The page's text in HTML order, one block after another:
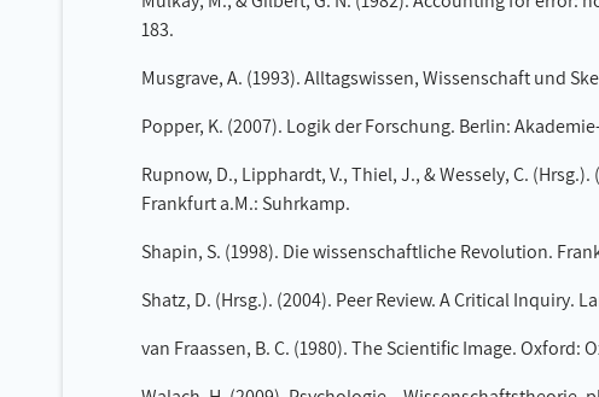
183.
Musgrave, A. (1993). Alltagswissen, Wissenschaft und
Popper, K. (2007). Logik der Forschung. Berlin:
Rupnow, D., Lipphardt, V., Thiel, J., & Wessely, C.
Frankfurt a.M.: Suhrkamp.
Shapin, S. (1998). Die wissenschaftliche Revolution.
Shatz, D. (Hrsg.). (2004). Peer Review. A Critical Inquiry.
van Fraassen, B. C. (1980). The Scientific Image. Oxford: